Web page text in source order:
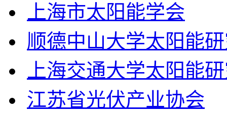
上海市太阳能学会
顺德中山大学太阳能
上海交通大学太阳能
江苏省光伏产业协会